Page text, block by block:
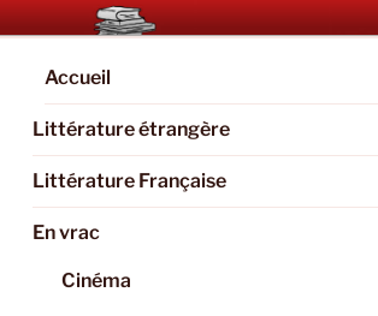
Aller
au
contenu
principal
BOOKAHOLIC.PARIS
Blog Littéraire et Culturel
Accueil
Littérature étrangère
Littérature Française
En vrac
Cinéma